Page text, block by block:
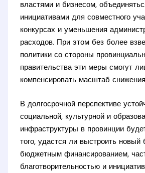
властями и бизнесом,
инициативами для совместного
конкурсах и уменьшения
расходов. При этом без более
политики со стороны
правительства эти меры смогут
компенсировать масштаб
В долгосрочной перспективе
социальной, культурной и
инфраструктуры в провинции
того, удастся ли выстроить
бюджетным финансированием,
благотворительностью и